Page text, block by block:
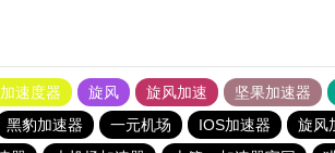
速度器 旋风 旋风加速 坚果加速器
黑豹加速器 一元机场 IOS加速器 旋风